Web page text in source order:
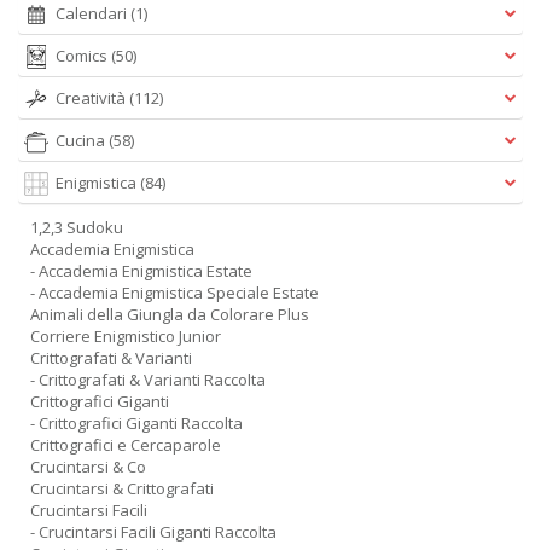
Calendari (1)
Comics (50)
Creatività (112)
Cucina (58)
Enigmistica (84)
1,2,3 Sudoku
Accademia Enigmistica
- Accademia Enigmistica Estate
- Accademia Enigmistica Speciale Estate
Animali della Giungla da Colorare Plus
Corriere Enigmistico Junior
Crittografati & Varianti
- Crittografati & Varianti Raccolta
Crittografici Giganti
- Crittografici Giganti Raccolta
Crittografici e Cercaparole
Crucintarsi & Co
Crucintarsi & Crittografati
Crucintarsi Facili
- Crucintarsi Facili Giganti Raccolta